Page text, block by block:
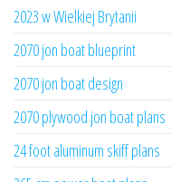
2023 w Wielkiej Brytanii
2070 jon boat blueprint
2070 jon boat design
2070 plywood jon boat plans
24 foot aluminum skiff plans